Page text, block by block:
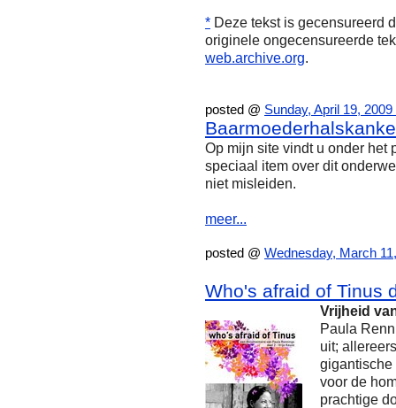
* Deze tekst is gecensureerd
originele ongecensureerde
web.archive.org.
posted @ Sunday, April 19,
Op mijn site vindt u onder het
speciaal item over dit
niet misleiden.
meer...
posted @ Wednesday, March
Who's afraid of Tinus
Vrijheid
Paula
uit;
voor de
prachtige